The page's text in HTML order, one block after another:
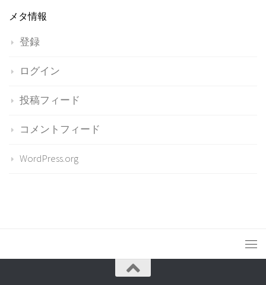
メタ情報
登録
ログイン
投稿フィード
コメントフィード
WordPress.org